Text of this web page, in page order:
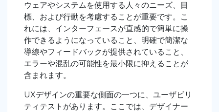
ウェアやシステムを使用する人々のニーズ、目
標、および行動を考慮することが重要です。こ
れには、インターフェースが直感的で簡単に操
作できるようになっていること、明確で簡潔な
導線やフィードバックが提供されていること、
エラーや混乱の可能性を最小限に抑えることが
含まれます。
UXデザインの重要な側面の一つに、ユーザビリ
ティテストがあります。ここでは、デザイナー